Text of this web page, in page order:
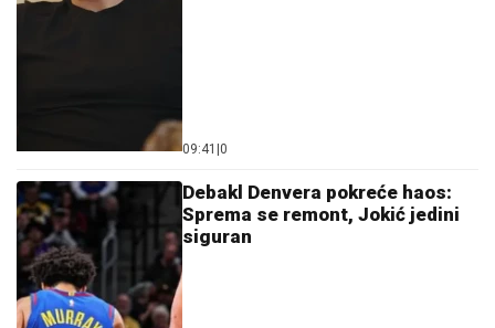
09:41 0
Debakl Denvera pokreće haos:
Sprema se remont, Jokić jedini
siguran